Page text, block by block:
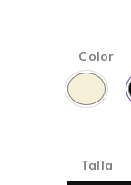
Color
Talla